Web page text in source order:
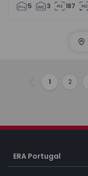
5 3 187
Précédent
1 2
ERA Portugal